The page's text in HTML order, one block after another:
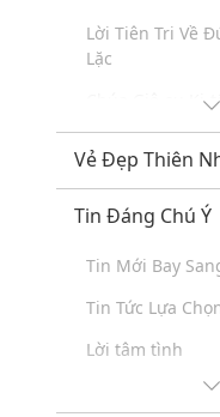
Lời Tiên Tri Về
Lặc
Chúa Giê-su Ki-
Đầu Tiên
Prophecies of
Vẻ Đẹp Thiên
Tin Đáng Chú Ý
Tin Mới Bay
Tin Tức Lựa
Lời tâm tình
Mẹo Vặt Hữu Ích